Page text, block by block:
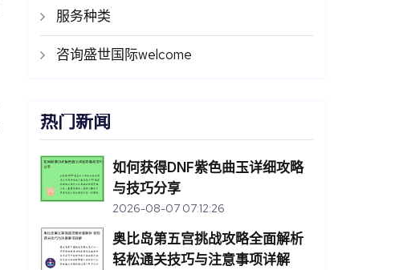
服务种类
咨询盛世国际welcome
热门新闻
如何获得DNF紫色曲玉详细攻略
与技巧分享
2026-08-07 07:12:26
奥比岛第五宫挑战攻略全面解析
轻松通关技巧与注意事项详解